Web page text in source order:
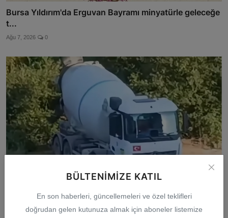
BÜLTENIMIZE KATIL
En son haberleri, güncellemeleri ve özel teklifleri
doğrudan gelen kutunuza almak için aboneler listemize
Bursa Yıldırım'da Erguvan Bayramı minyatürle geleceğe
t...
Ağu 7, 2026 0
Bursa Nilüfer'de beton mikserinden kamu alanına
döküme ...